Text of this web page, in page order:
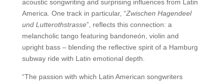
acoustic songwriting and surprising influences from Latin
America. One track in particular, “Zwischen Hagendeel
und Lutterothstrasse”, reflects this connection: a
melancholic tango featuring bandoneón, violin and
upright bass – blending the reflective spirit of a Hamburg
subway ride with Latin emotional depth.
“The passion with which Latin American songwriters